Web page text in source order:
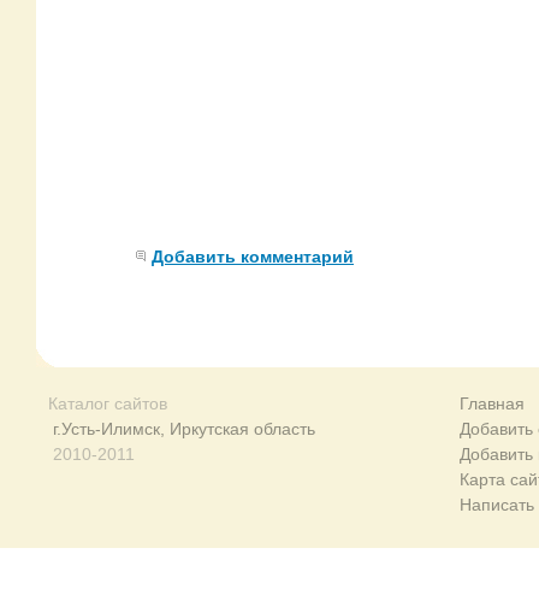
Добавить комментарий
Каталог сайтов
г.Усть-Илимск, Иркутская область
2010-2011
Главная
Добавить
Карта